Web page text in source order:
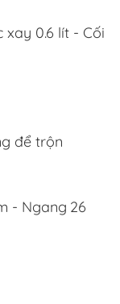
xay 0.6 lít - Cối
để trộn
- Ngang 26